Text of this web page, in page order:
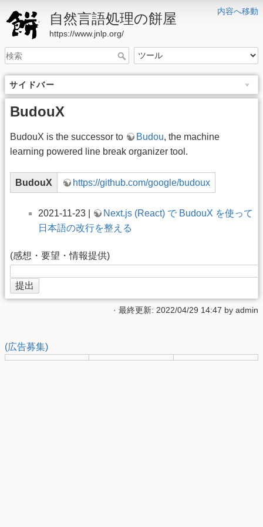
内容へ移動
自然言語処理の餅屋
https://www.jnlp.org/
サイドバー
BudouX
BudouX is the successor to Budou, the machine
learning powered line break organizer tool.
BudouX https://github.com/google/budoux
2021-11-23 |
Next.js (React) で BudouX を使って
日本語の改行を整える
(感想・要望・情報提供)
· 最終更新: 2022/04/29 14:47 by admin
(広告募集)